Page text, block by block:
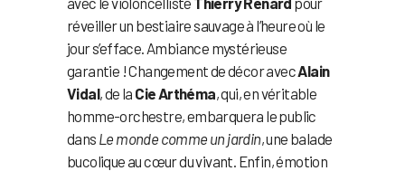
réveiller un bestiaire sauvage à l’heure où le
jour s’efface. Ambiance mystérieuse
garantie ! Changement de décor avecAlain
Vidal, de la Cie Arthéma, qui, en véritable
homme-orchestre, embarquera le public
dans Le monde comme un jardin, une balade
bucolique au cœur du vivant. Enfin, émotion